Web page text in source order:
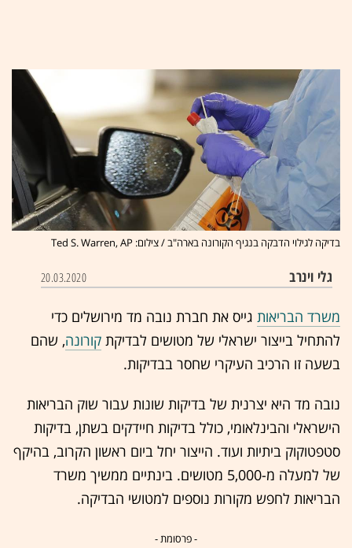
בדיקה לגילוי הדבקה בנגיף הקורונה בארה"ב / צילום: Ted S. Warren, AP
גלי וינרב 20.03.2020
משרד הבריאות גייס את חברת נובה מד מירושלים כדי
להתחיל בייצור ישראלי של מטושים לבדיקת קורונה, שהם
בשעה זו הרכיב העיקרי שחסר בבדיקות.
נובה מד היא יצרנית של בדיקות שונות עבור שוק הבריאות
הישראלי והבינלאומי, כולל בדיקות חיידקים בשתן, בדיקות
סטפטוקוק ביתיות ועוד. הייצור יחל ביום ראשון הקרוב, בהיקף
של למעלה מ-5,000 מטושים. בינתיים ממשיך משרד
הבריאות לחפש מקורות נוספים למטושי הבדיקה.
- פרסומת -